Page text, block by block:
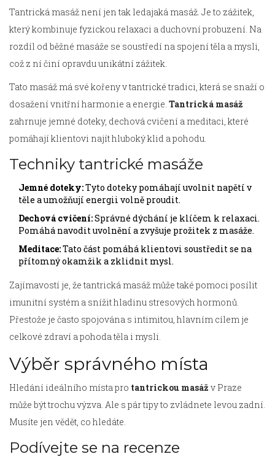
Tantrická masáž není jen tak ledajaká masáž. Je to zážitek,
který kombinuje fyzickou relaxaci a duchovní probuzení. Na
rozdíl od běžné masáže se soustředí na spojení těla a mysli,
což z ní činí opravdu unikátní zážitek.
Tato masáž má své kořeny v tantrické tradici, která se snaží o
dosažení vnitřní harmonie a energie. Tantrická masáž
zahrnuje jemné doteky, dechová cvičení a meditaci, které
pomáhají klientovi najít hluboký klid a pohodu.
Techniky tantrické masáže
Jemné doteky:Tyto doteky pomáhají uvolnit napětí v
těle a umožňují energii volně proudit.
Dechová cvičení:Správné dýchání je klíčem k relaxaci.
Pomáhá navodit uvolnění a zvyšuje prožitek z masáže.
Meditace:Tato část pomáhá klientovi soustředit se na
přítomný okamžik a zklidnit mysl.
Zajímavostí je, že tantrická masáž může také pomoci posílit
imunitní systém a snížit hladinu stresových hormonů.
Přestože je často spojována s intimitou, hlavním cílem je
celkové zdraví a pohoda těla i mysli.
Výběr správného místa
Hledání ideálního místa pro tantrickou masáž v Praze
může být trochu výzva. Ale s pár tipy to zvládnete levou zadní.
Musíte jen vědět, co hledáte.
Podívejte se na recenze